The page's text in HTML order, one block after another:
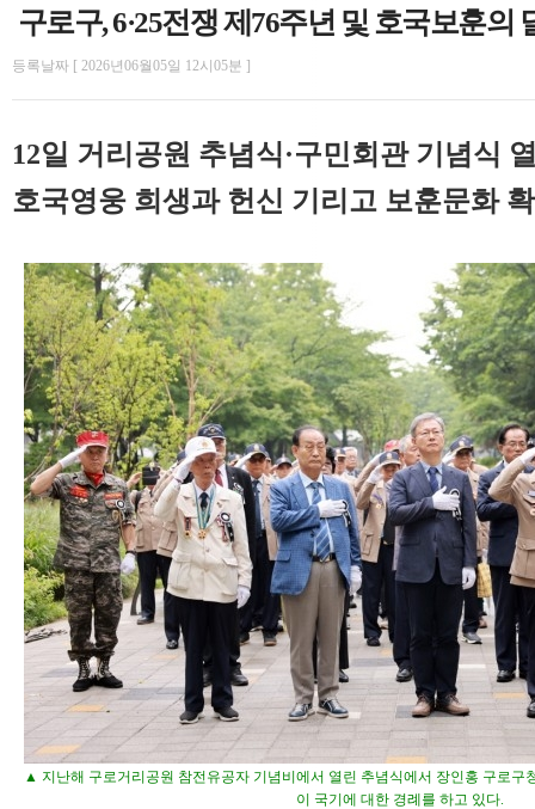
구로구, 6·25전쟁 제76주년 및 호국보훈의
등록날짜 [ 2026년06월05일 12시05분 ]
12일 거리공원 추념식·구민회관 기념식
호국영웅 희생과 헌신 기리고 보훈문화
▲ 지난해 구로거리공원 참전유공자 기념비에서 열린 추념식에서 장인홍 구로구
이 국기에 대한 경례를 하고 있다.